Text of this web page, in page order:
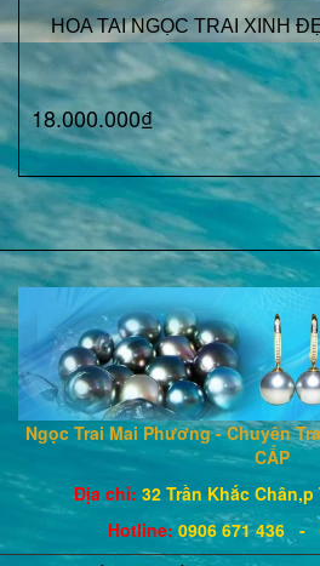
HOA TAI NGỌC TRAI XINH
18.000.000₫
Ngọc Trai Mai Phương - Chuyên
CẤP
Địa chỉ: 32 Trần Khắc
Hotline: 0906 671436 -